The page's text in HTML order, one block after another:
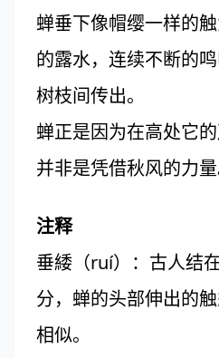
蝉垂下像帽缨一样的
的露水，连续不断的
树枝间传出。
蝉正是因为在高处它的
并非是凭借秋风的力量
注释
垂緌（ruí）：古人结
分，蝉的头部伸出的
相似。